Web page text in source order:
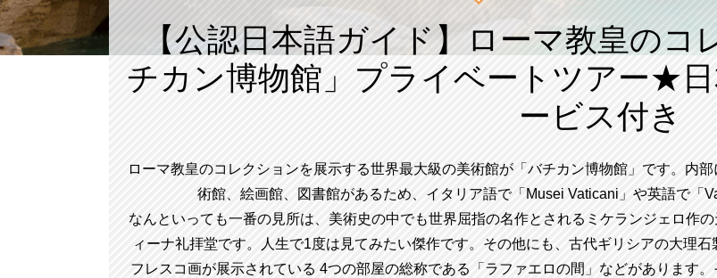
【公認日本語ガイド】ローマ教皇のコ
チカン博物館」プライベートツアー★
ービス付き
ローマ教皇のコレクションを展示する世界最大級の美術館が「バチカン博物館」です。内
術館、絵画館、図書館があるため、イタリア語で「Musei Vaticani」や英語で「
なんといっても一番の見所は、美術史の中でも世界屈指の名作とされるミケランジェロ作
ィーナ礼拝堂です。人生で1度は見てみたい傑作です。その他にも、古代ギリシアの大理
フレスコ画が展示されている 4つの部屋の総称である「ラファエロの間」などがあります